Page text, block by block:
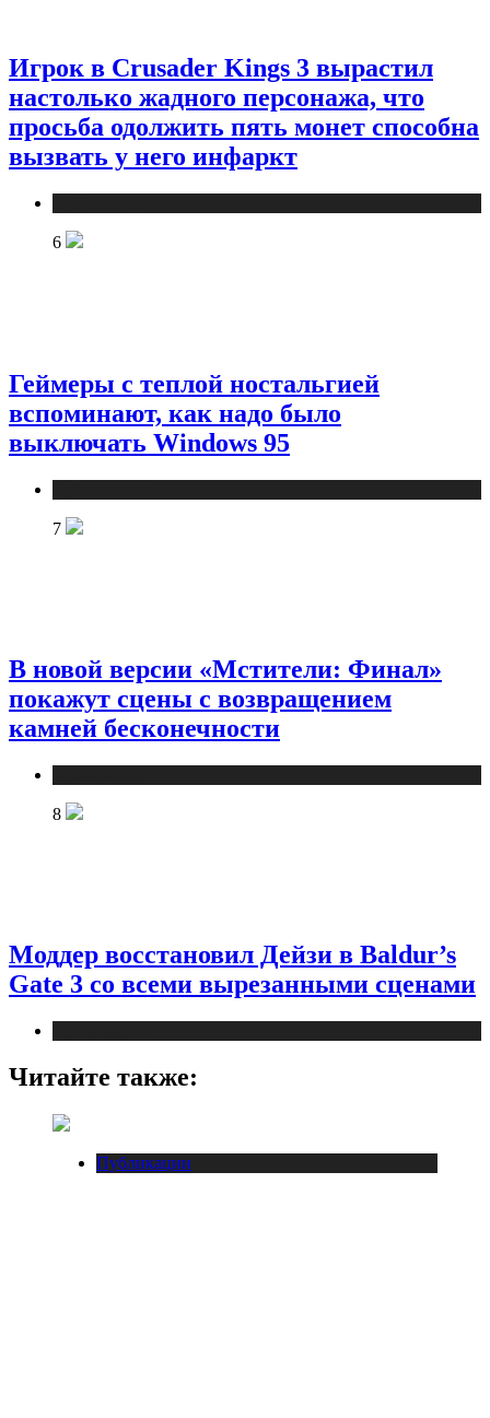
Игрок в Crusader Kings 3 вырастил
настолько жадного персонажа, что
просьба одолжить пять монет способна
вызвать у него инфаркт
6
Геймеры с теплой ностальгией
вспоминают, как надо было
выключать Windows 95
7
В новой версии «Мстители: Финал»
покажут сцены с возвращением
камней бесконечности
8
Моддер восстановил Дейзи в Baldur’s
Gate 3 со всеми вырезанными сценами
Читайте также:
Публикации